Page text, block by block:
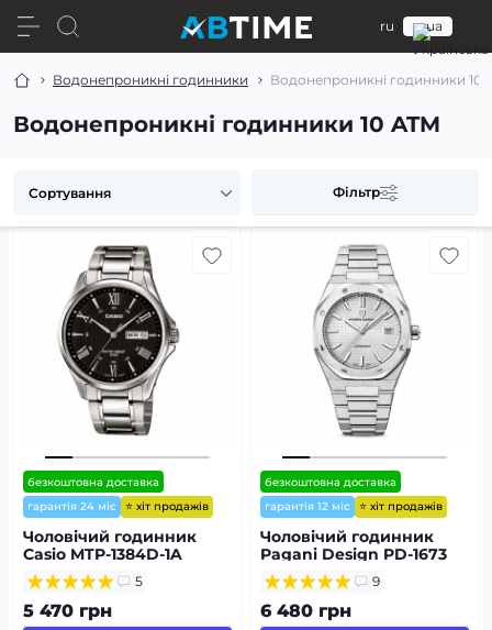
ru ua
Водонепроникні годинники Водонепроникні годинники 10
Водонепроникні годинники 10 ATM
Фільтр
безкоштовна доставка
гарантія 24 міс
⭐ хіт продажів
Чоловічий годинник
Casio MTP-1384D-1A
5
5 470 грн
безкоштовна доставка
гарантія 12 міс
⭐ хіт продажів
Чоловічий годинник
Pagani Design PD-1673
Silver-Silver
9
6 480 грн